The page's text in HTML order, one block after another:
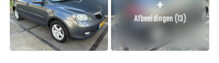
Afbeeldingen (13)